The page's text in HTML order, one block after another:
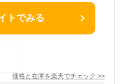
トでみる
価格と在庫を楽天でチェック >>